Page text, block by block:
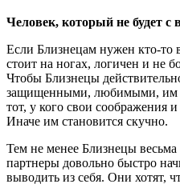
Человек, который не будет с
Если Близнецам нужен кто-то
стоит на ногах, логичен и не
Чтобы Близнецы
защищенными, любимыми, им
тот, у кого свои соображения
Иначе им становится скучно.
Тем не менее Близнецы
партнеры довольно быстро
выводить из себя. Они хотят,